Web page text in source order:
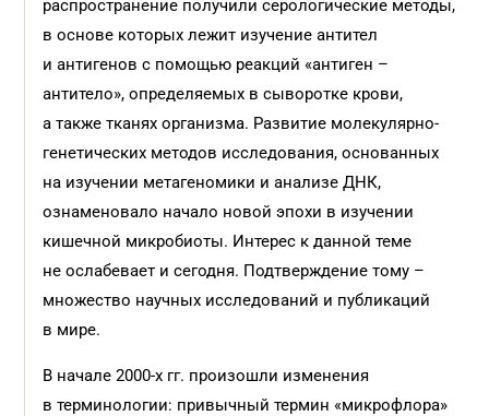
распространение получили серологические методы,
в основе которых лежит изучение антител
и антигенов с помощью реакций «антиген –
антитело», определяемых в сыворотке крови,
а также тканях организма. Развитие молекулярно-
генетических методов исследования, основанных
на изучении метагеномики и анализе ДНК,
ознаменовало начало новой эпохи в изучении
кишечной микробиоты. Интерес к данной теме
не ослабевает и сегодня. Подтверждение тому –
множество научных исследований и публикаций
в мире.
В начале 2000-х гг. произошли изменения
в терминологии: привычный термин «микрофлора»